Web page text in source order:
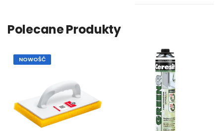
Polecane Produkty
NOWOŚĆ